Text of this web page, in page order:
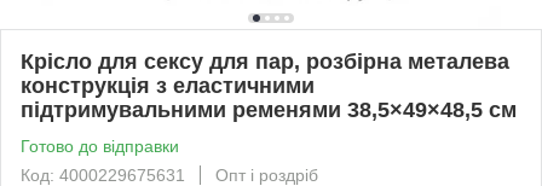
Крісло для сексу для пар, розбірна металева
конструкція з еластичними
підтримувальними ременями 38,5×49×48,5 см
Готово до відправки
Код: 4000229675631
Опт і роздріб